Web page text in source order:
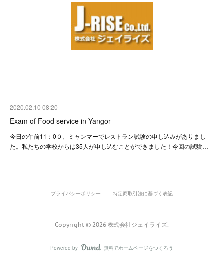
2020.02.10 08:20
Exam of Food service in Yangon
今日の午前11：0０、ミャンマーでレストラン試験の申し込みがありまし
た。私たちの学校からは35人が申し込むことができました！今回の試験…
プライバシーポリシー 特定商取引法に基づく表記
Copyright © 2026 株式会社ジェイライズ.
Powered by AmebaOwnd
無料でホームページをつくろう